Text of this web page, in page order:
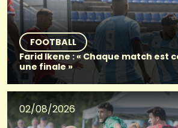
FOOTBALL
Farid Ikene : « Chaque match est
une finale »
02/08/2026